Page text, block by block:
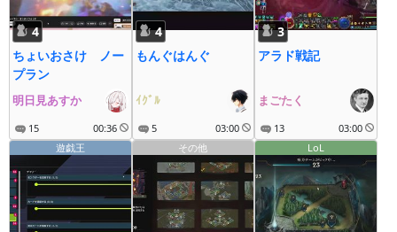
4
ちょいおさけ ノー
プラン
明日見あすか
15 00:36
4
もんぐはんぐ
ｲｸﾞﾙ
5 03:00
3
アラド戦記
まごたく
13
03:00
遊戯王
その他 LoL